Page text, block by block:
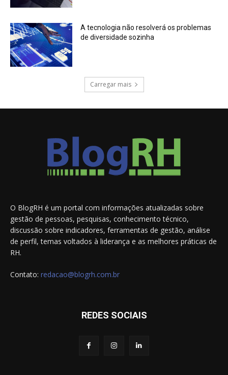
A tecnologia não resolverá os problemas
de diversidade sozinha
Carregar mais
O BlogRH é um portal com informações atualizadas sobre
gestão de pessoas, pesquisas, conhecimento técnico,
discussão sobre indicadores, ferramentas de gestão, análise
de perfil, temas voltados à liderança e as melhores práticas de
RH.
Contato: redacao@blogrh.com.br
REDES SOCIAIS